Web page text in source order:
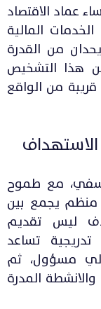
عماد الاقتصاد
المالية
من القدرة
هذا التشخيص
قريبة من الواقع
مع طموح
منظم يجمع بين
ليس تقديم
تساعد
مسؤول، ثم
المدرة